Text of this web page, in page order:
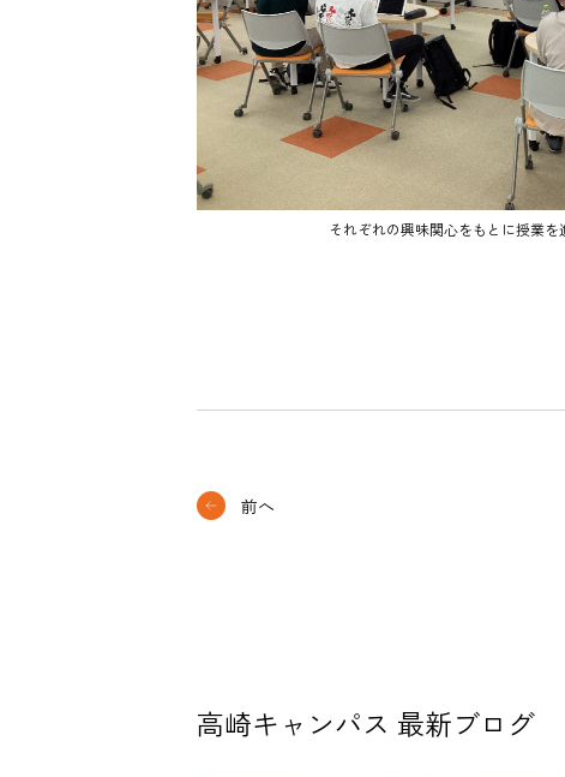
それぞれの興味関心をもとに授業を
前へ
高崎キャンパス 最新ブログ